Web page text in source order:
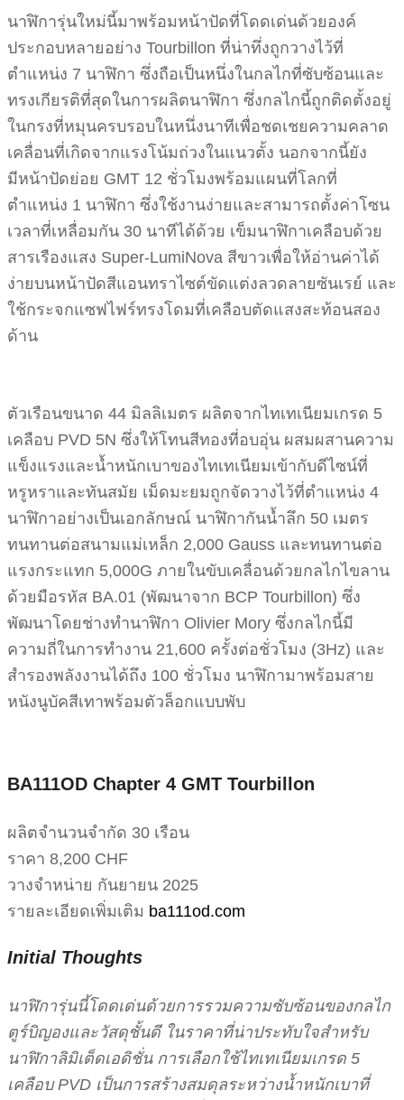
นาฬิการุ่นใหม่นี้มาพร้อมหน้าปัดที่โดดเด่นด้วยองค์
ประกอบหลายอย่าง Tourbillon ที่น่าทึ่งถูกวางไว้ที่
ตำแหน่ง 7 นาฬิกา ซึ่งถือเป็นหนึ่งในกลไกที่ซับซ้อนและ
ทรงเกียรติที่สุดในการผลิตนาฬิกา ซึ่งกลไกนี้ถูกติดตั้งอยู่
ในกรงที่หมุนครบรอบในหนึ่งนาทีเพื่อชดเชยความคลาด
เคลื่อนที่เกิดจากแรงโน้มถ่วงในแนวตั้ง นอกจากนี้ยัง
มีหน้าปัดย่อย GMT 12 ชั่วโมงพร้อมแผนที่โลกที่
ตำแหน่ง 1 นาฬิกา ซึ่งใช้งานง่ายและสามารถตั้งค่าโซน
เวลาที่เหลื่อมกัน 30 นาทีได้ด้วย เข็มนาฬิกาเคลือบด้วย
สารเรืองแสง Super-LumiNova สีขาวเพื่อให้อ่านค่าได้
ง่ายบนหน้าปัดสีแอนทราไซต์ขัดแต่งลวดลายซันเรย์ และ
ใช้กระจกแซฟไฟร์ทรงโดมที่เคลือบตัดแสงสะท้อนสอง
ด้าน
ตัวเรือนขนาด 44 มิลลิเมตร ผลิตจากไทเทเนียมเกรด 5
เคลือบ PVD 5N ซึ่งให้โทนสีทองที่อบอุ่น ผสมผสานความ
แข็งแรงและน้ำหนักเบาของไทเทเนียมเข้ากับดีไซน์ที่
หรูหราและทันสมัย เม็ดมะยมถูกจัดวางไว้ที่ตำแหน่ง 4
นาฬิกาอย่างเป็นเอกลักษณ์ นาฬิกากันน้ำลึก 50 เมตร
ทนทานต่อสนามแม่เหล็ก 2,000 Gauss และทนทานต่อ
แรงกระแทก 5,000G ภายในขับเคลื่อนด้วยกลไกไขลาน
ด้วยมือรหัส BA.01 (พัฒนาจาก BCP Tourbillon) ซึ่ง
พัฒนาโดยช่างทำนาฬิกา Olivier Mory ซึ่งกลไกนี้มี
ความถี่ในการทำงาน 21,600 ครั้งต่อชั่วโมง (3Hz) และ
สำรองพลังงานได้ถึง 100 ชั่วโมง นาฬิกามาพร้อมสาย
หนังนูบัคสีเทาพร้อมตัวล็อกแบบพับ
BA111OD Chapter 4 GMT Tourbillon
ผลิตจำนวนจำกัด 30 เรือน
ราคา 8,200 CHF
วางจำหน่าย กันยายน 2025
รายละเอียดเพิ่มเติม ba111od.com
Initial Thoughts
นาฬิการุ่นนี้โดดเด่นด้วยการรวมความซับซ้อนของกลไก
ตูร์บิญองและวัสดุชั้นดี ในราคาที่น่าประทับใจสำหรับ
นาฬิกาลิมิเต็ดเอดิชั่น การเลือกใช้ไทเทเนียมเกรด 5
เคลือบ PVD เป็นการสร้างสมดุลระหว่างน้ำหนักเบาที่